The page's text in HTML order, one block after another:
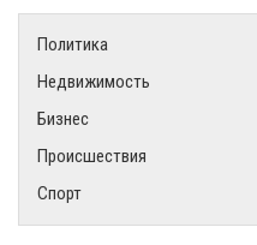
Политика
Недвижимость
Бизнес
Происшествия
Спорт